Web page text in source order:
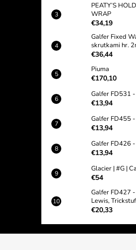
PEATY’S
WRAP
€34,19
Galfer Fixed
skrutkami hr.
€36,44
Piuma
€170,10
Galfer FD531
€13,94
Galfer FD455
€13,94
Galfer FD426
€13,94
Glacier | #G |
€54
Galfer FD427
Lewis,
€20,33